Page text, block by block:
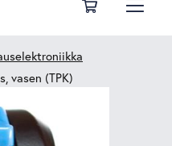
vasen (TPK)